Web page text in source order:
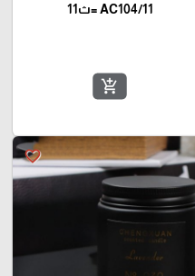
AC104/11 =ث11
add_shopping_cart
favorite_border